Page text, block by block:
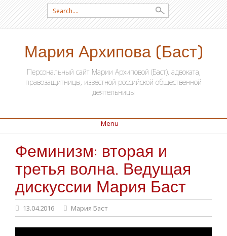
Search for:
Мария Архипова (Баст)
Персональный сайт Марии Архиповой (Баст), адвоката,
правозащитницы, известной российской общественной
деятельницы
Menu
SKIP TO CONTENT
Феминизм: вторая и
третья волна. Ведущая
дискуссии Мария Баст
13.04.2016 Мария Баст